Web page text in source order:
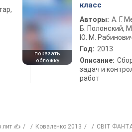
показать
обложку
класс
Авторы: А. Г.
Б. Полонский,
Ю. М.
Год: 2013
Описание:
задач и
работ
лит ✍ Коваленко 2013 СВІТ